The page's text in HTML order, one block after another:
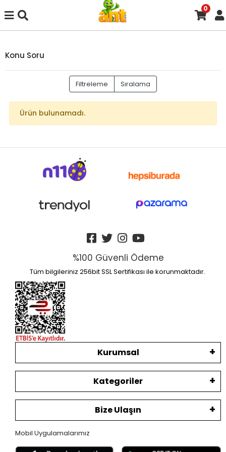
0
Konu Soru
Filtreleme Sıralama
Ürün bulunamadı.
%100 Güvenli Ödeme
Tüm bilgileriniz 256bit SSL Sertifikası ile korunmaktadır.
Kurumsal
Kategoriler
Bize Ulaşın
Mobil Uygulamalarımız